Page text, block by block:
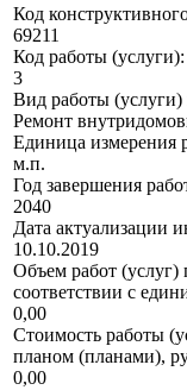
Код
69211
Код работы (услуги):
3
Вид работы
Ремонт
Единица измерения
м.п.
Год завершения
2040
Дата актуализации
10.10.2019
Объем работ (услуг)
соответствии с
0,00
Стоимость работы
планом (планами),
0,00